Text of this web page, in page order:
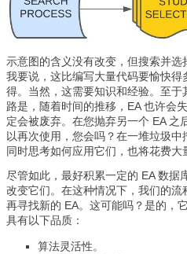
示意图的含义没有改变，但搜索并选
我要说，这比编写大量代码要愉快
得。当然，这需要知识和经验。至
路是，随着时间的推移，EA 也许会
定会被废弃。在您抛弃另一个 EA 之
以再次使用，您会吗？在一堆垃圾中
同时思考如何应用它们，也将花费大
尽管如此，最好积累一定的 EA 数据
改变它们。在这种情况下，我们的
再寻找新的 EA。这可能吗？是的，
具有以下品质：
算法灵活性。